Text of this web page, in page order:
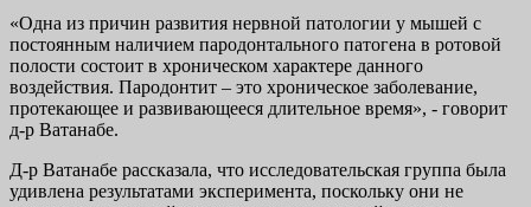
«Одна из причин развития нервной патологии у мышей с
постоянным наличием пародонтального патогена в ротовой
полости состоит в хроническом характере данного
воздействия. Пародонтит – это хроническое заболевание,
протекающее и развивающееся длительное время», - говорит
д-р Ватанабе.
Д-р Ватанабе рассказала, что исследовательская группа была
удивлена результатами эксперимента, поскольку они не